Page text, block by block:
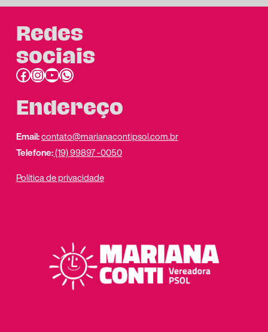
Redes
sociais
Facebook InstagramYoutube link do whatsapp
Endereço
Email:contato@marianacontipsol.com.br
Telefone:(19) 99897 -0050
Política de privacidade